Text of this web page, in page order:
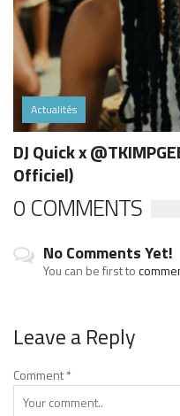
Actualités
DJ Quick x
Officiel)
0 COMMENTS
No Comments Yet!
You can be first to
Leave a Reply
Comment*